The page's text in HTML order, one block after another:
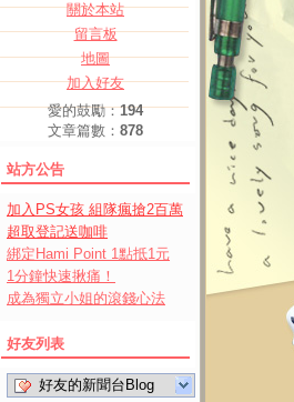
股票股利
5052
0
3807
2239
關於本站
留言板
地圖
加入好友
愛的鼓勵：194
文章篇數： 878
站方公告
加入PS女孩 組隊瘋搶2百萬
超取登記送咖啡
綁定Hami Point 1點抵1元
1分鐘快速揪痛！
成為獨立小姐的滾錢心法
好友列表
好友的新聞台Blog